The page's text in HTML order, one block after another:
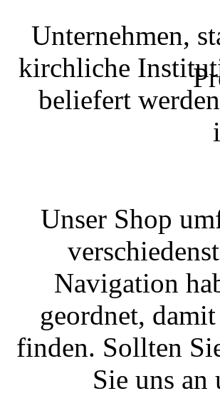
Unternehmen,
kirchliche
beliefert
Unser Shop
Navigation
geordnet,
finden. Sollten
Sie uns